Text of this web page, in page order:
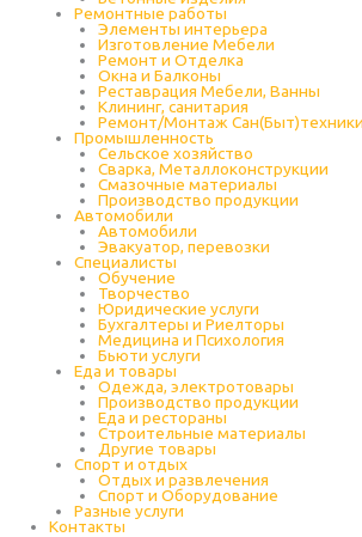
Ремонтные работы
Элементы интерьера
Изготовление Мебели
Ремонт и Отделка
Окна и Балконы
Реставрация Мебели, Ванны
Клининг, санитария
Ремонт/Монтаж Сан(Быт)техники
Промышленность
Cельское хозяйство
Сварка, Металлоконструкции
Cмазочные материалы
Производство продукции
Автомобили
Автомобили
Эвакуатор, перевозки
Специалисты
Обучение
Творчество
Юридические услуги
Бухгалтеры и Риелторы
Медицина и Психология
Бьюти услуги
Еда и товары
Одежда, электротовары
Производство продукции
Еда и рестораны
Строительные материалы
Другие товары
Спорт и отдых
Отдых и развлечения
Спорт и Оборудование
Разные услуги
Контакты